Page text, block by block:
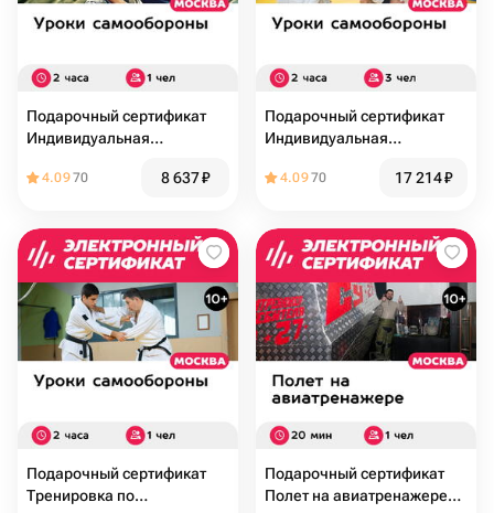
Подарочный сертификат
Индивидуальная
рукопашному бою для 1
4.0970 8 637₽
Подарочный сертификат
Индивидуальная
рукопашному бою для 3
4.0970 17 214₽
Подарочный сертификат
Тренировка по
Подарочный сертификат
Полет на авиатренажере